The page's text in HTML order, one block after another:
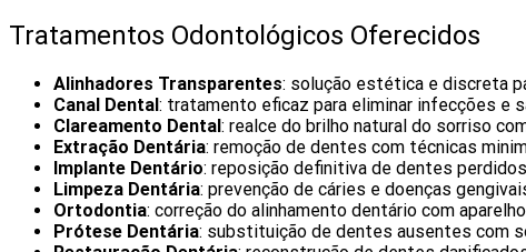
Tratamentos Odontológicos Oferecidos
Alinhadores Transparentes: solução estética e discreta
Canal Dental : tratamento eficaz para eliminar infecções e
Clareamento Dental : realce do brilho natural do sorriso
Extração Dentária: remoção de dentes com técnicas
Implante Dentário: reposição definitiva de dentes
Limpeza Dentária: prevenção de cáries e doenças
Ortodontia: correção do alinhamento dentário com
Prótese Dentária: substituição de dentes ausentes com